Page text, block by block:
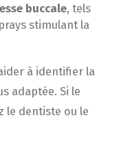
buccale, tels
stimulant la
à identifier la
adaptée. Si le
le dentiste ou le